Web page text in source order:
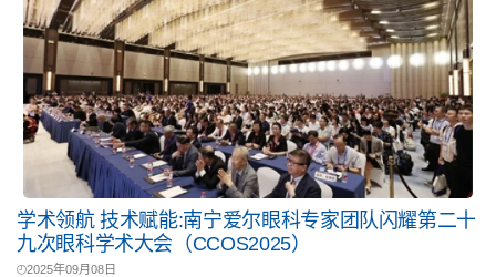
学术领航 技术赋能:南宁爱尔眼科专家团队闪耀第二十
九次眼科学术大会（CCOS2025）
2025年09月08日